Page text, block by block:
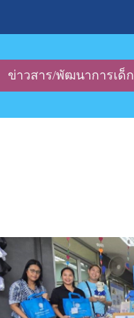
ข่าวสาร/พัฒนาการเด็ก